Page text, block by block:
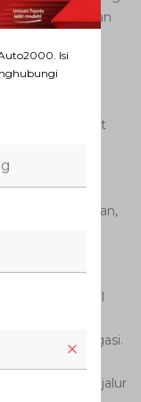
dengan
menjadi
sebagaimana
Darat
Fasilitas
sudah
pengaman,
dengan jalan tol
bijak untuk
aplikasi navigasi.
dapat
tetap memilih jalur
Isi